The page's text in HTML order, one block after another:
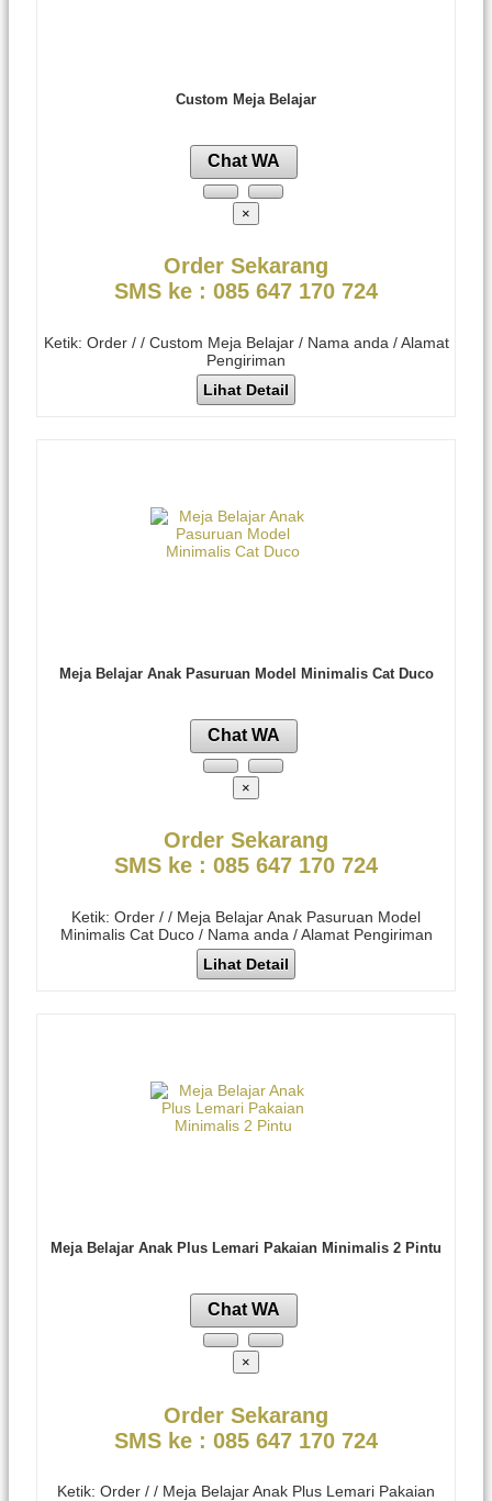
Custom Meja Belajar
Chat WA
×
Order Sekarang
SMS ke : 085 647 170 724
Ketik: Order / / Custom Meja Belajar / Nama anda / Alamat
Pengiriman
Lihat Detail
Meja Belajar Anak Pasuruan Model Minimalis Cat Duco
Chat WA
×
Order Sekarang
SMS ke : 085 647 170 724
Ketik: Order / / Meja Belajar Anak Pasuruan Model
Minimalis Cat Duco / Nama anda / Alamat Pengiriman
Lihat Detail
Meja Belajar Anak Plus Lemari Pakaian Minimalis 2 Pintu
Chat WA
×
Order Sekarang
SMS ke : 085 647 170 724
Ketik: Order / / Meja Belajar Anak Plus Lemari Pakaian